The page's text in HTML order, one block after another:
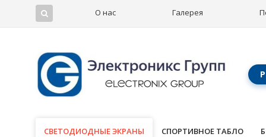
О нас Галерея
СВЕТОДИОДНЫЕ ЭКРАНЫ
СВЕТОДИОДНЫЕ ЭКРАНЫ СПОРТИВНОЕ ТАБЛО